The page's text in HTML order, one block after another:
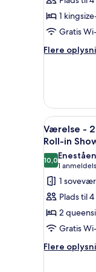
Roll-
in
suite
1
Gratis
Flere
Flere
Indlæs
alle
billeder
af
Værelse
-
2
senge
(Mobility
14
Værelse -
Roll-in
10,010,0 ud af
1
(1
1
Plads til
2
Gratis
Flere
Flere